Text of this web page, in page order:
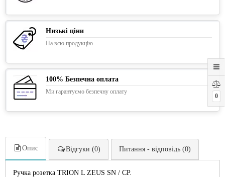
0
Низькі ціни
На всю продукцію
100% Безпечна оплата
Ми гарантуємо безпечну оплату
Опис Відгуки (0) Питання - відповідь (0)
Ручка розетка TRION L ZEUS SN / CP.